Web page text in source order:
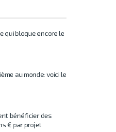
qui bloque encore le
au monde: voici le
bénéficier des
€ par projet